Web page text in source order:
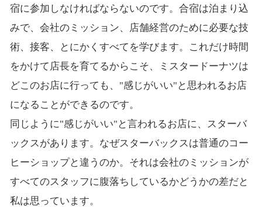
宿に参加しなければならないのです。合宿は泊まり込
みで、会社のミッション、店舗経営のために必要な技
術、接客、とにかくすべてを学びます。これだけ時間
をかけて店長を育てるからこそ、ミスタードーナツは
どこのお店に行っても、"感じがいい"と思われるお店
になることができるのです。
同じように"感じがいい"と言われるお店に、スターバ
ックスがあります。なぜスターバックスは普通のコー
ヒーショップと違うのか。それは会社のミッションが
すべてのスタッフに腹落ちしているかどうかの差だと
私は思っています。